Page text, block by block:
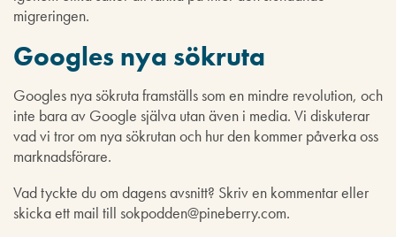
migreringen.
Googles nya sökruta
Googles nya sökruta framställs som en mindre revolution, och
inte bara av Google själva utan även i media. Vi diskuterar
vad vi tror om nya sökrutan och hur den kommer påverka oss
marknadsförare.
Vad tyckte du om dagens avsnitt? Skriv en kommentar eller
skicka ett mail till sokpodden@pineberry.com.